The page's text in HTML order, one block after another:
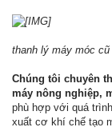
thanh lý máy móc cũ
Chúng tôi chuyên
máy nông nghiệp,
phù hợp với quá
xuất cơ khí chế tạo